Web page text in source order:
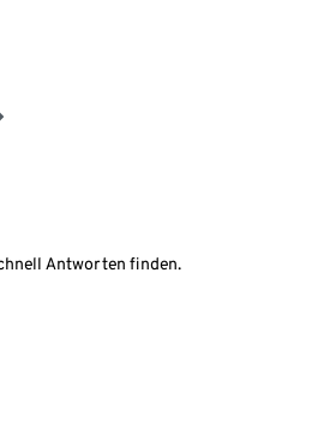
Antworten finden.